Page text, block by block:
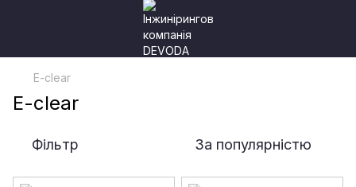
E-clear
E-clear
Фільтр За популярністю